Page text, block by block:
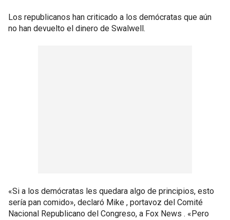
Los republicanos han criticado a los demócratas que aún
no han devuelto el dinero de Swalwell.
«Si a los demócratas les quedara algo de principios, esto
sería pan comido», declaró Mike , portavoz del Comité
Nacional Republicano del Congreso, a Fox News . «Pero